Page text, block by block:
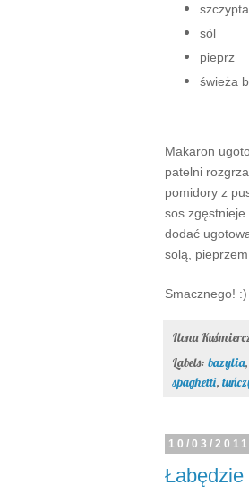
sól
pieprz
świeża
Makaron
patelni
pomidory z
sos
dodać
solą,
Smacznego! :)
Ilona
Labels: bazylia
spaghetti,
10/03/